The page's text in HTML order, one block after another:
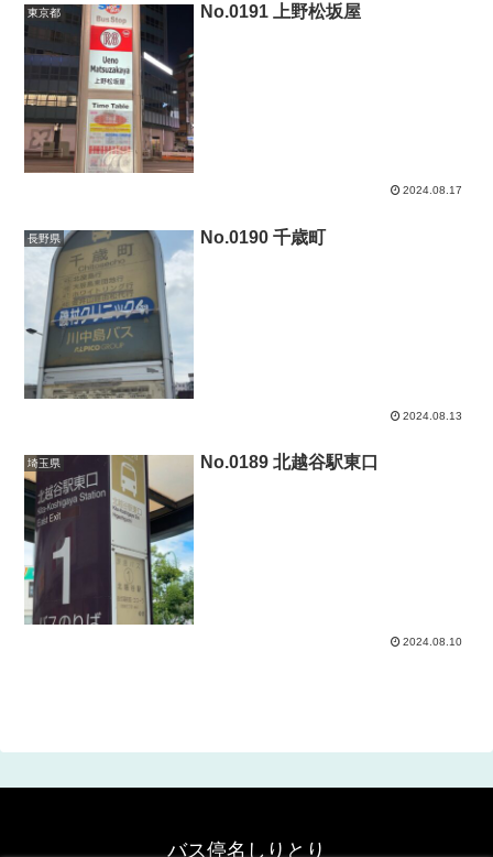
東京都 No.0191 上野松坂屋
2024.08.17
長野県 No.0190 千歳町
2024.08.13
埼玉県 No.0189 北越谷駅東口
2024.08.10
バス停名しりとり